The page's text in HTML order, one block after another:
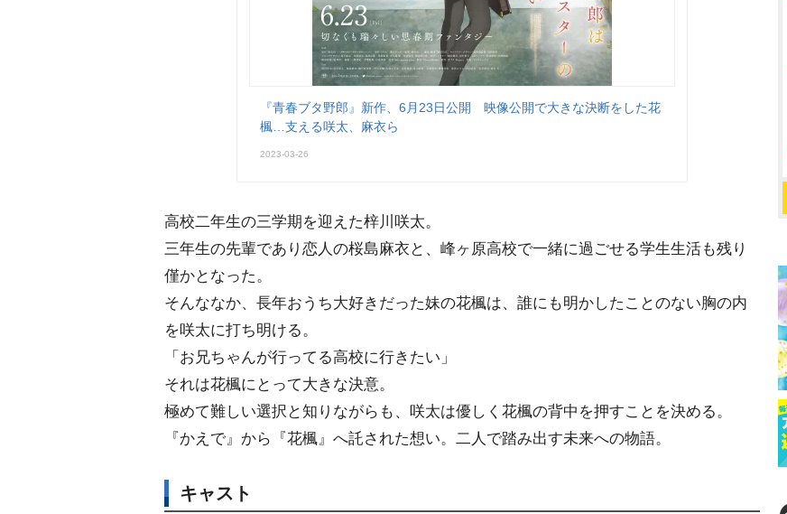
『青春ブタ野郎』新作、6月23日公開 映像公開で大きな決断をした花
楓…支える咲太、麻衣ら
2023-03-26
高校二年生の三学期を迎えた梓川咲太。
三年生の先輩であり恋人の桜島麻衣と、峰ヶ原高校で一緒に過ごせる学生生活も残り
僅かとなった。
そんななか、長年おうち大好きだった妹の花楓は、誰にも明かしたことのない胸の内
を咲太に打ち明ける。
「お兄ちゃんが行ってる高校に行きたい」
それは花楓にとって大きな決意。
極めて難しい選択と知りながらも、咲太は優しく花楓の背中を押すことを決める。
『かえで』から『花楓』へ託された想い。二人で踏み出す未来への物語。
キャスト